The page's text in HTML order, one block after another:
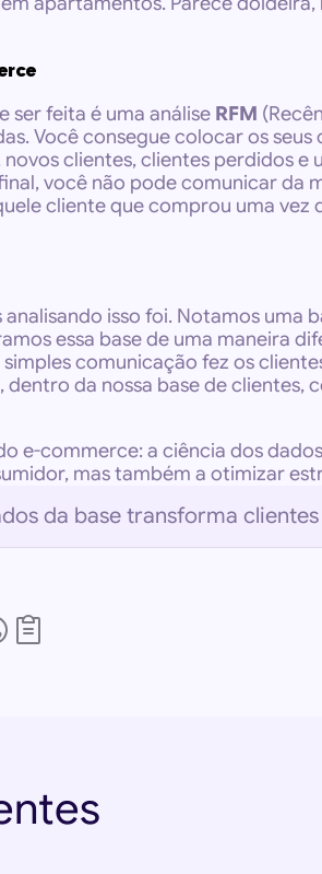
ser feita é uma análise RFM
Você consegue colocar os
clientes, clientes perdidos e
você não pode comunicar da
cliente que comprou uma vez
isso foi. Notamos uma
essa base de uma maneira
comunicação fez os
da nossa base de clientes,
e-commerce: a ciência dos
mas também a otimizar
da base transforma